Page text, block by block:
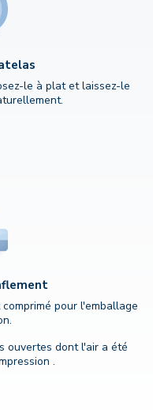
le à plat et laissez-le
pour l'emballage
ouvertes dont l'air a été
.